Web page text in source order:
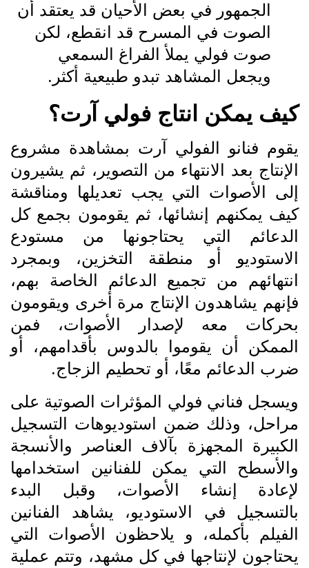
الجمهور في بعض الأحيان قد يعتقد أن
الصوت في المسرح قد انقطع، لكن
صوت فولي يملأ الفراغ السمعي
ويجعل المشاهد تبدو طبيعية أكثر.
كيف يمكن انتاج فولي آرت؟
يقوم فنانو الفولي آرت بمشاهدة مشروع
الإنتاج بعد الانتهاء من التصوير، ثم يشيرون
إلى الأصوات التي يجب تعديلها ومناقشة
كيف يمكنهم إنشائها، ثم يقومون بجمع كل
الدعائم التي يحتاجونها من مستودع
الاستوديو أو منطقة التخزين، وبمجرد
انتهائهم من تجميع الدعائم الخاصة بهم،
فإنهم يشاهدون الإنتاج مرة أخرى ويقومون
بحركات معه لإصدار الأصوات، فمن
الممكن أن يقوموا بالدوس بأقدامهم، أو
ضرب الدعائم معًا، أو تحطيم الزجاج.
ويسجل فناني فولي المؤثرات الصوتية على
مراحل، وذلك ضمن استوديوهات التسجيل
الكبيرة المجهزة بآلاف العناصر والأنسجة
والأسطح التي يمكن للفنانين استخدامها
لإعادة إنشاء الأصوات، وقبل البدء
بالتسجيل في الاستوديو، يشاهد الفنانين
الفيلم بأكمله، و يلاحظون الأصوات التي
يحتاجون لإنتاجها في كل مشهد، وتتم عملية